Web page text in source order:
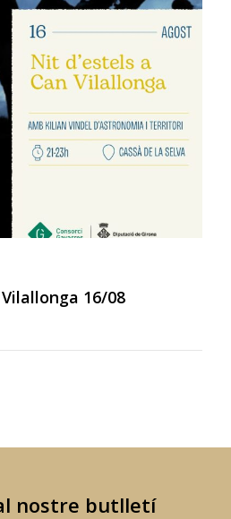
16/08
nostre butlletí